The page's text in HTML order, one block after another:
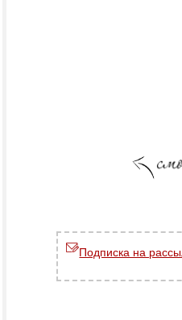
Подписка на